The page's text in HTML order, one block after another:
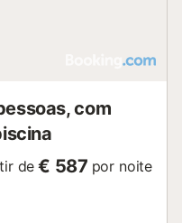
com
de € 587 por noite